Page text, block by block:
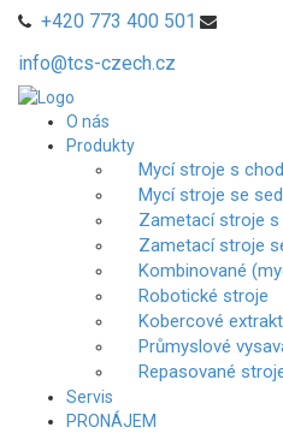
+420 773 400 501
info@tcs-czech.cz
O nás
Produkty
Mycí stroje s
Mycí stroje se
Zametací stroje
Zametací stroje
Kombinované
Robotické stroje
Kobercové
Průmyslové
Repasované
Servis
PRONÁJEM